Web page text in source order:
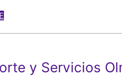
y Servicios